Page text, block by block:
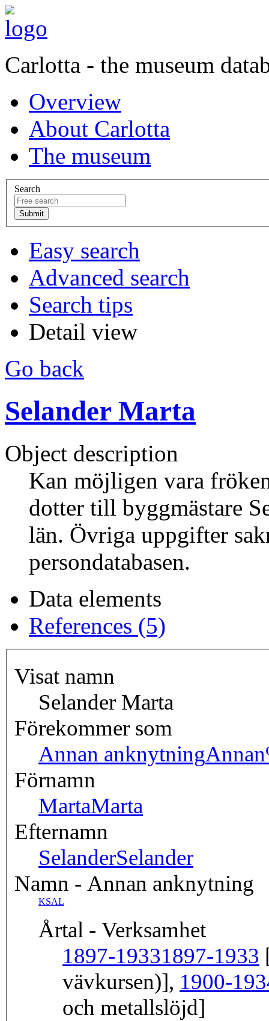
Carlotta - the museum
Overview
About Carlotta
The museum
Search
Easy search
Advanced search
Search tips
Detail view
Go back
Selander Marta
Object description
Kan möjligen vara
dotter till byggmästare
län. Övriga uppgifter
persondatabasen.
Data elements
References (5)
Visat namn
Selander Marta
Förekommer som
Annan anknytning
Förnamn
MartaMarta
Efternamn
SelanderSelander
Namn - Annan anknytning
KSAL
Årtal - Verksamhet
1897-19331897-1933
vävkursen)], 1900-
och metallslöjd]